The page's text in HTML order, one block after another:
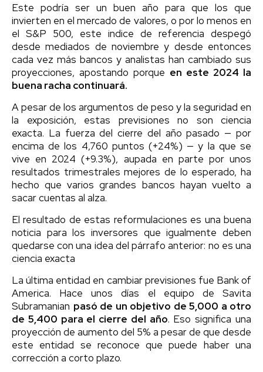
Este podría ser un buen año para que los que
invierten en el mercado de valores, o por lo menos en
el S&P 500, este indice de referencia despegó
desde mediados de noviembre y desde entonces
cada vez más bancos y analistas han cambiado sus
proyecciones, apostando porque en este 2024 la
buena racha continuará.
A pesar de los argumentos de peso y la seguridad en
la exposición, estas previsiones no son ciencia
exacta. La fuerza del cierre del año pasado — por
encima de los 4,760 puntos (+24%) — y la que se
vive en 2024 (+9.3%), aupada en parte por unos
resultados trimestrales mejores de lo esperado, ha
hecho que varios grandes bancos hayan vuelto a
sacar cuentas al alza.
El resultado de estas reformulaciones es una buena
noticia para los inversores que igualmente deben
quedarse con una idea del párrafo anterior: no es una
ciencia exacta
La última entidad en cambiar previsiones fue Bank of
America. Hace unos días el equipo de Savita
Subramanian pasó de un objetivo de 5,000 a otro
de 5,400 para el cierre del año. Eso significa una
proyección de aumento del 5% a pesar de que desde
este entidad se reconoce que puede haber una
corrección a corto plazo.